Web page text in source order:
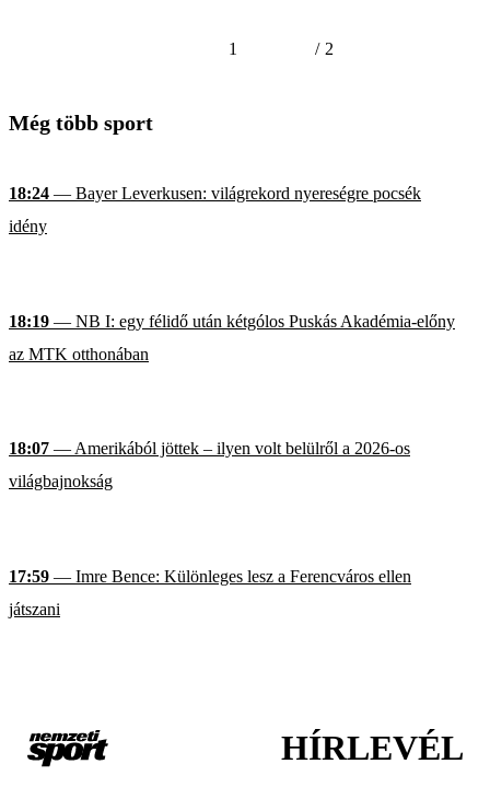
1 / 2
Még több sport
18:24 — Bayer Leverkusen: világrekord nyereségre pocsék
idény
18:19 — NB I: egy félidő után kétgólos Puskás Akadémia-előny
az MTK otthonában
18:07 — Amerikából jöttek – ilyen volt belülről a 2026-os
világbajnokság
17:59 — Imre Bence: Különleges lesz a Ferencváros ellen
játszani
HÍRLEVÉL